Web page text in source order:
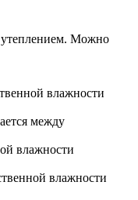
Можно
влажности
между
влажности
влажности